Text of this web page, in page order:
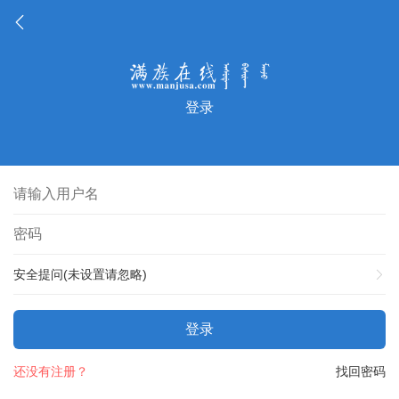
登录
安全提问(未设置请忽略)
登录
找回密码
还没有注册？